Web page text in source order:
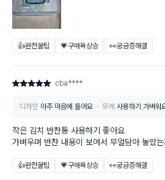
👍완전꿀팁 💗구매욕상승 👀궁금증해결
별점 5점 cba****
디자인 아주 마음에 들어요 무게 사용하기 가벼워
작은 김치 반찬통 사용하기 좋아요
가벼우며 반찬 내용이 보여서 무얼담아 놓았
👍완전꿀팁 💗구매욕상승 👀궁금증해결